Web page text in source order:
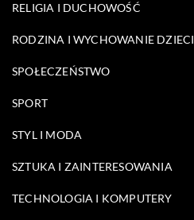
RELIGIA I DUCHOWOŚĆ
RODZINA I WYCHOWANIE DZIECI
SPOŁECZEŃSTWO
SPORT
STYL I MODA
SZTUKA I ZAINTERESOWANIA
TECHNOLOGIA I KOMPUTERY